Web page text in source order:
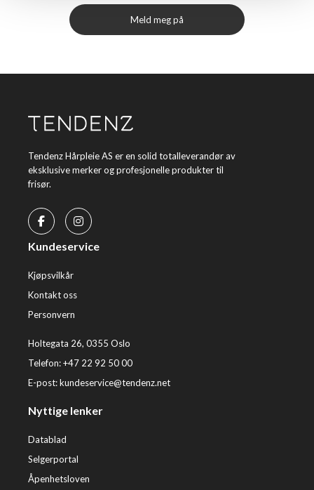
Meld meg på
Tendenz Hårpleie AS er en solid totalleverandør av
eksklusive merker og profesjonelle produkter til
frisør.
Kundeservice
Kjøpsvilkår
Kontakt oss
Personvern
Holtegata 26, 0355 Oslo
Telefon: +47 22 92 50 00
E-post:kundeservice@tendenz.net
Nyttige lenker
Datablad
Selgerportal
Åpenhetsloven